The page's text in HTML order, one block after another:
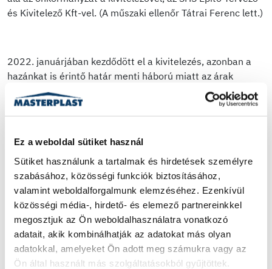
Ez a weboldal sütiket használ
Sütiket használunk a tartalmak és hirdetések személyre
szabásához, közösségi funkciók biztosításához,
valamint weboldalforgalmunk elemzéséhez. Ezenkívül
közösségi média-, hirdető- és elemező partnereinkkel
megosztjuk az Ön weboldalhasználatra vonatkozó
adatait, akik kombinálhatják az adatokat más olyan
adatokkal, amelyeket Ön adott meg számukra vagy az
Ön által használt más szolgáltatásokból gyűjtöttek.
és Kivitelező Kft-vel. (A műszaki ellenőr Tátrai Ferenc lett.)
2022. januárjában kezdődött el a kivitelezés, azonban a
hazánkat is érintő határ menti háború miatt az árak
jelentősen emelkedtek, ezért jelentős többletköltség
keletkezett. Ahhoz, hogy az építkezés befejeződhessen, a
MASTERPLAST Nyrt. nyújtott a településnek 22 millió
2023. elejére befejeződött. Az új bútorzatra,
berendezésekre azonban már nem futotta volna, ám ezek
finanszírozására a MASTERPLAST Nyrt. ekkor további 20
millió forintot ajánlott fel.